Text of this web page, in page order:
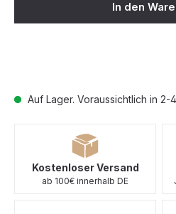
Auf Lager. Voraussichtlich in 2-
In den
Kostenloser Versand
ab 100€ innerhalb DE